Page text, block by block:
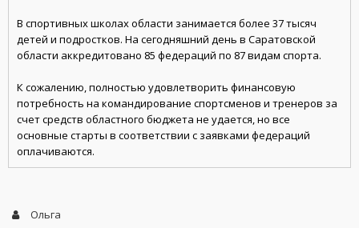
В спортивных школах области занимается более 37 тысяч
детей и подростков. На сегодняшний день в Саратовской
области аккредитовано 85 федераций по 87 видам спорта.
К сожалению, полностью удовлетворить финансовую
потребность на командирование спортсменов и тренеров за
счет средств областного бюджета не удается, но все
основные старты в соответствии с заявками федераций
оплачиваются.
Ольга